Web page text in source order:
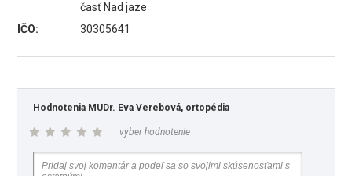
časť Nad jaze
IČO:
30305641
Hodnotenia MUDr. Eva Verebová, ortopédia
vyber hodnotenie